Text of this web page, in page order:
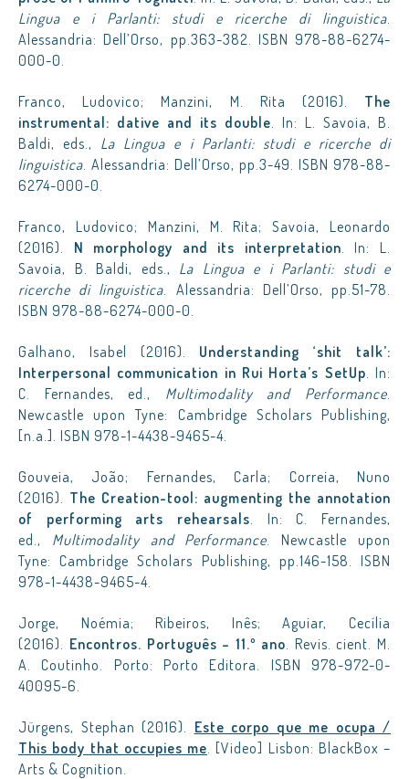
Lingua e i Parlanti: studi e ricerche di linguistica.
Alessandria: Dell’Orso, pp.363-382. ISBN 978-88-6274-
000-0.
Franco, Ludovico; Manzini, M. Rita (2016). The
instrumental: dative and its double. In: L. Savoia, B.
Baldi, eds., La Lingua e i Parlanti: studi e ricerche di
linguistica. Alessandria: Dell’Orso, pp.3-49. ISBN 978-88-
6274-000-0.
Franco, Ludovico; Manzini, M. Rita; Savoia, Leonardo
(2016). N morphology and its interpretation. In: L.
Savoia, B. Baldi, eds., La Lingua e i Parlanti: studi e
ricerche di linguistica. Alessandria: Dell’Orso, pp.51-78.
ISBN 978-88-6274-000-0.
Galhano, Isabel (2016). Understanding ‘shit talk’:
Interpersonal communication in Rui Horta’s SetUp. In:
C. Fernandes, ed., Multimodality and Performance.
Newcastle upon Tyne: Cambridge Scholars Publishing,
[n.a.]. ISBN 978-1-4438-9465-4.
Gouveia, João; Fernandes, Carla; Correia, Nuno
(2016). The Creation-tool: augmenting the annotation
of performing arts rehearsals. In: C. Fernandes,
ed., Multimodality and Performance. Newcastle upon
Tyne: Cambridge Scholars Publishing, pp.146-158. ISBN
978-1-4438-9465-4.
Jorge, Noémia; Ribeiros, Inês; Aguiar, Cecília
(2016). Encontros. Português – 11.º ano. Revis. cient. M.
A. Coutinho. Porto: Porto Editora. ISBN 978-972-0-
40095-6.
Jürgens, Stephan (2016). Este corpo que me ocupa /
This body that occupies me. [Video] Lisbon: BlackBox –
Arts & Cognition.